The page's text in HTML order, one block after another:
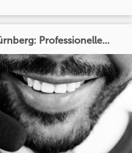
Professionelle...